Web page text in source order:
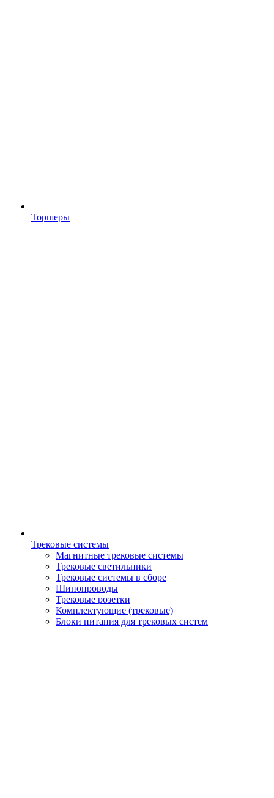
Торшеры
Трековые системы
Магнитные трековые системы
Трековые светильники
Трековые системы в сборе
Шинопроводы
Трековые розетки
Комплектующие (трековые)
Блоки питания для трековых систем